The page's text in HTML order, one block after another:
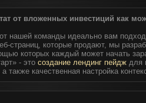
от вложенных инвестиций как
нашей команды идеально вам
страниц, которые продают, мы
которых каждый может начать
- это создание лендинг пейдж для
также качественная настройка